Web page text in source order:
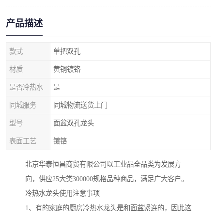
产品描述
款式 单把双孔
材质 黄铜镀铬
是否冷热水 是
同城服务 同城物流送货上门
型号 面盆双孔龙头
表面工艺 镀铬
北京华泰恒昌商贸有限公司以工业品全品类为发展方
向，供应25大类300000规格品种商品，满足广大客户。
冷热水龙头使用注意事项
1、有的家庭的厨房冷热水龙头是和面盆紧连的，因此这